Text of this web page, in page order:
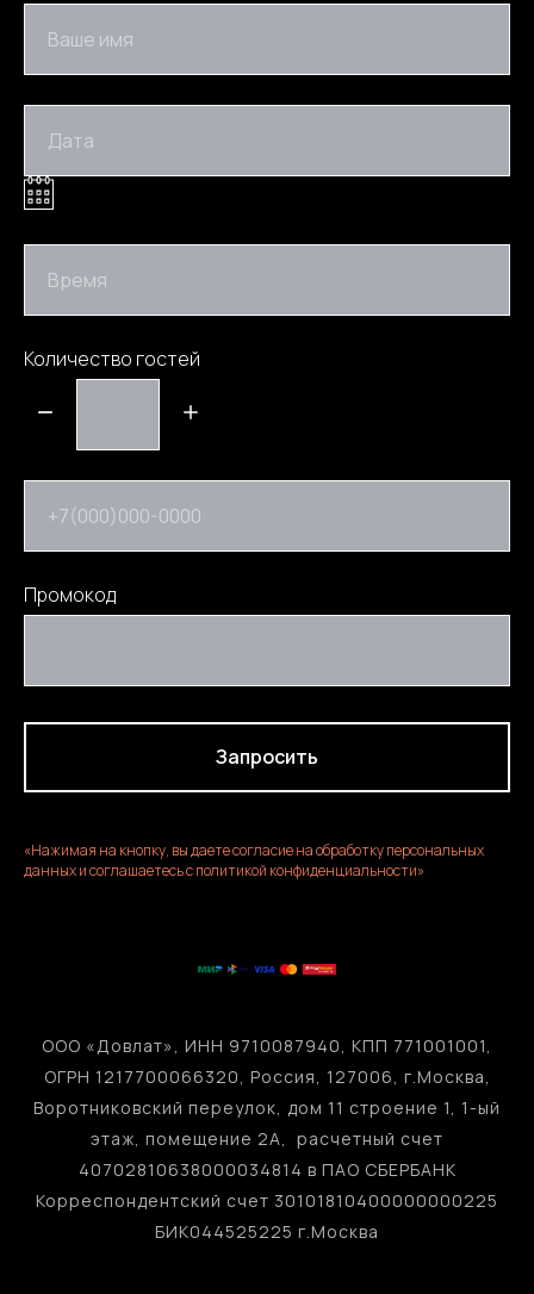
Ваше имя
Дата
Время
Количество гостей
+7(000)000-0000
Промокод
Запросить
«Нажимая на кнопку, вы даете согласие на обработку персональных
данных и соглашаетесь c политикой конфиденциальности»
ООО «Довлат», ИНН 9710087940, КПП 771001001,
ОГРН 1217700066320, Россия, 127006, г.Москва,
Воротниковский переулок, дом 11 строение 1, 1-ый
этаж, помещение 2А, расчетный счет
40702810638000034814 в ПАО СБЕРБАНК
Корреспондентский счет 30101810400000000225
БИК044525225 г.Москва